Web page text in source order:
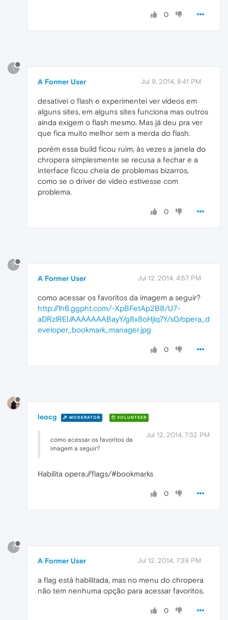
0
?
A Former User Jul 9, 2014, 8:41 PM
desativei o flash e experimentei ver vídeos em
alguns sites, em alguns sites funciona mas outros
ainda exigem o flash mesmo. Mas já deu pra ver
que fica muito melhor sem a merda do flash.
porém essa build ficou ruim, às vezes a janela do
chropera simplesmente se recusa a fechar e a
interface ficou cheia de problemas bizarros,
como se o driver de vídeo estivesse com
problema.
0
?
A Former User Jul 12, 2014, 4:57 PM
como acessar os favoritos da imagem a seguir?
http://lh6.ggpht.com/-XpBFetAp2B8/U7-
aDRzlREI/AAAAAAABayY/g8x8oHjlq7Y/s0/opera_d
eveloper_bookmark_manager.jpg
0
leocg MODERATOR VOLUNTEER
Jul 12, 2014, 7:32 PM
como acessar os favoritos da
imagem a seguir?
Habilita opera://flags/#bookmarks
0
?
A Former User Jul 12, 2014, 7:39 PM
a flag está habilitada, mas no menu do chropera
não tem nenhuma opção para acessar favoritos.
0